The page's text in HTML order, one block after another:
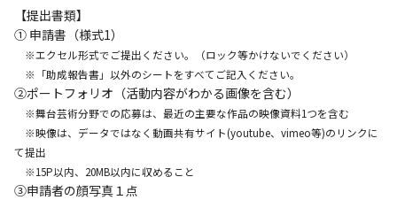
【提出書類】
① 申請書（様式1）
※エクセル形式でご提出ください。（ロック等かけないでください）
※「助成報告書」以外のシートをすべてご記入ください。
②ポートフォリオ（活動内容がわかる画像を含む）
※舞台芸術分野での応募は、最近の主要な作品の映像資料1つを含む
※映像は、データではなく動画共有サイト(youtube、vimeo等)のリンクに
て提出
※15P以内、20MB以内に収めること
③申請者の顔写真１点